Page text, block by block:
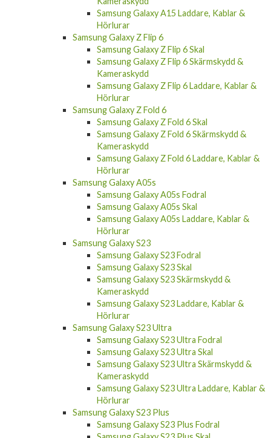
Samsung Galaxy A15 Laddare, Kablar &
Hörlurar
Samsung Galaxy Z Flip 6
Samsung Galaxy Z Flip 6 Skal
Samsung Galaxy Z Flip 6 Skärmskydd &
Kameraskydd
Samsung Galaxy Z Flip 6 Laddare, Kablar &
Hörlurar
Samsung Galaxy Z Fold 6
Samsung Galaxy Z Fold 6 Skal
Samsung Galaxy Z Fold 6 Skärmskydd &
Kameraskydd
Samsung Galaxy Z Fold 6 Laddare, Kablar &
Hörlurar
Samsung Galaxy A05s
Samsung Galaxy A05s Fodral
Samsung Galaxy A05s Skal
Samsung Galaxy A05s Laddare, Kablar &
Hörlurar
Samsung Galaxy S23
Samsung Galaxy S23 Fodral
Samsung Galaxy S23 Skal
Samsung Galaxy S23 Skärmskydd &
Kameraskydd
Samsung Galaxy S23 Laddare, Kablar &
Hörlurar
Samsung Galaxy S23 Ultra
Samsung Galaxy S23 Ultra Fodral
Samsung Galaxy S23 Ultra Skal
Samsung Galaxy S23 Ultra Skärmskydd &
Kameraskydd
Samsung Galaxy S23 Ultra Laddare, Kablar &
Hörlurar
Samsung Galaxy S23 Plus
Samsung Galaxy S23 Plus Fodral